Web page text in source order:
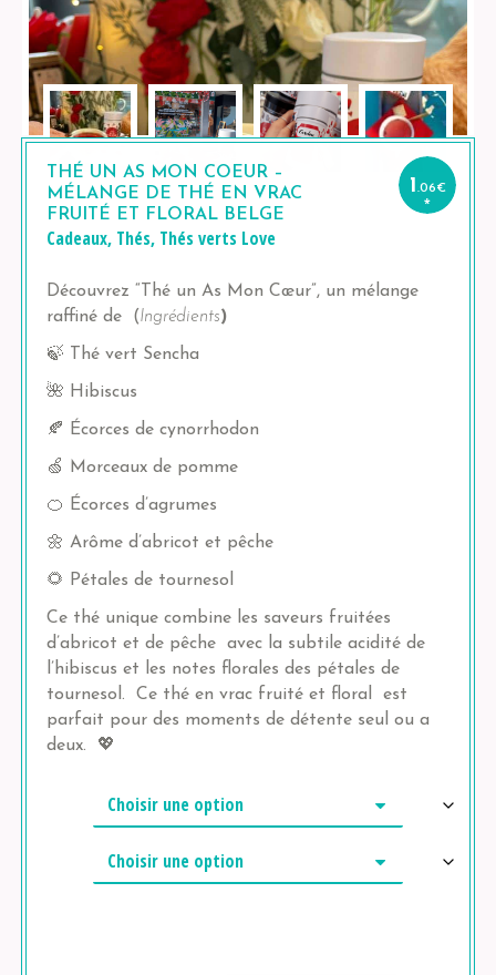
THÉ UN AS MON COEUR –
MÉLANGE DE THÉ EN VRAC
FRUITÉ ET FLORAL BELGE
Cadeaux, Thés, Thés verts Love
*
1 .06€
Découvrez “Thé un As Mon Cœur”, un mélange
raffiné de (Ingrédients)
🍃 Thé vert Sencha
🌺 Hibiscus
🍂 Écorces de cynorrhodon
🍏 Morceaux de pomme
🍊 Écorces d’agrumes
🌼 Arôme d’abricot et pêche
🌻 Pétales de tournesol
Ce thé unique combine les saveurs fruitées
d’abricot et de pêche avec la subtile acidité de
l’hibiscus et les notes florales des pétales de
tournesol. Ce thé en vrac fruité et floral est
parfait pour des moments de détente seul ou a
deux. 💖